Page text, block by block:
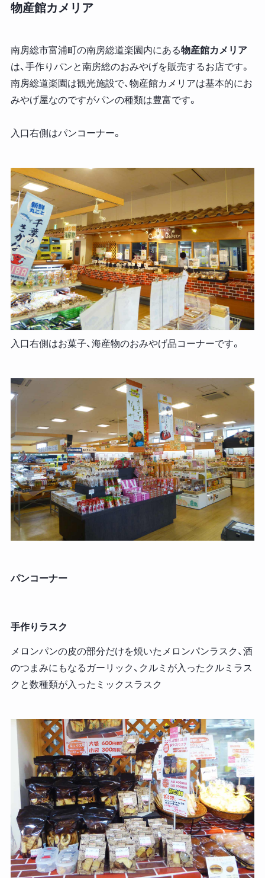
物産館カメリア
南房総市富浦町の南房総道楽園内にある物産館カメリア
は、手作りパンと南房総のおみやげを販売するお店です。
南房総道楽園は観光施設で、物産館カメリアは基本的にお
みやげ屋なのですがパンの種類は豊富です。
入口右側はパンコーナー。
入口右側はお菓子、海産物のおみやげ品コーナーです。
パンコーナー
手作りラスク
メロンパンの皮の部分だけを焼いたメロンパンラスク、酒
のつまみにもなるガーリック、クルミが入ったクルミラス
クと数種類が入ったミックスラスク